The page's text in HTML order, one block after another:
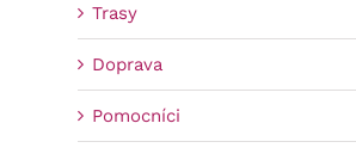
Trasy
Doprava
Pomocníci